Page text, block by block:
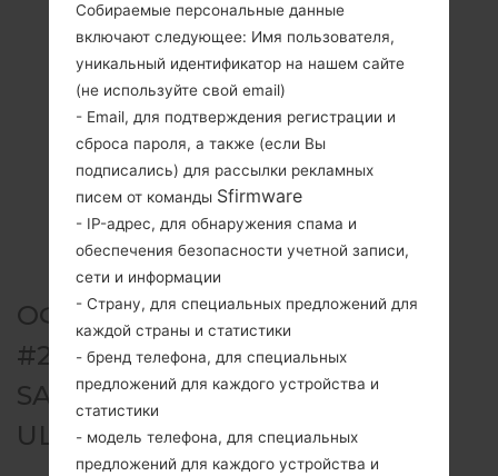
ОФИЦИАЛЬНАЯ ПРОШИВКА
#202381 ДЛЯ SM-N986B -
SAMSUNGGALAXY NOTE 20
ULTRA 5G
Собираемые персональные данные
включают следующее: Имя пользователя,
уникальный идентификатор на нашем сайте
(не используйте свой email)
- Email, для подтверждения регистрации и
сброса пароля, а также (если Вы
подписались) для рассылки рекламных
писем от команды Sfirmware
- IP-адрес, для обнаружения спама и
обеспечения безопасности учетной записи,
сети и информации
- Страну, для специальных предложений для
каждой страны и статистики
- бренд телефона, для специальных
предложений для каждого устройства и
статистики
- модель телефона, для специальных
предложений для каждого устройства и